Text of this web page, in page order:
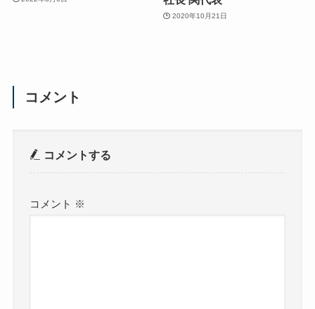
2020年10月21日
コメント
コメントする
コメント ※